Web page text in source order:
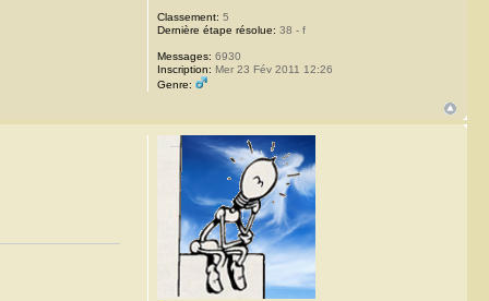
Classement: 5
Dernière étape résolue: 38 - f
Messages: 6930
Inscription: Mer 23 Fév 2011 12:26
Genre: